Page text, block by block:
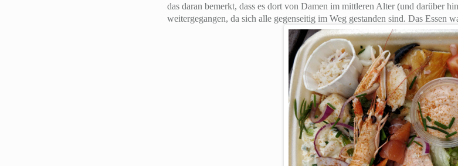
das daran bemerkt, dass es dort von Damen im mittleren Alter (und darüber
weitergegangen, da sich alle gegenseitig im Weg gestanden sind. Das Essen